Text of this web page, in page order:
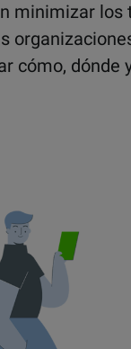
minimizar los
cómo, dónde